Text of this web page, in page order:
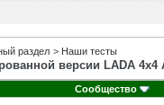
раздел > Наши тесты
версии LADA 4x4
Сообщество